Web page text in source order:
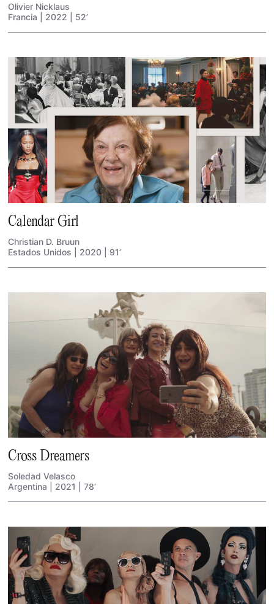
Olivier Nicklaus
Francia | 2022 | 52’
Calendar Girl
Christian D. Bruun
Estados Unidos | 2020 | 91’
Cross Dreamers
Soledad Velasco
Argentina | 2021 | 78’